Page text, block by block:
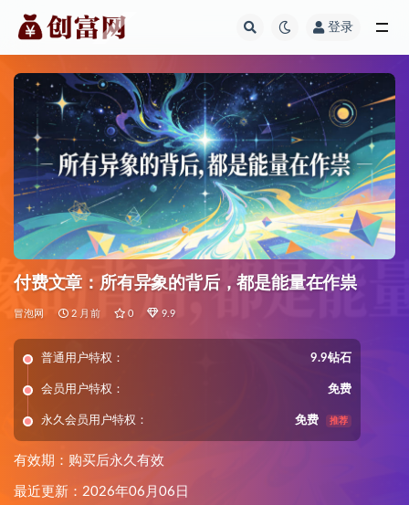
登录
付费文章：所有异象的背后，都是能量在作祟
冒泡网 2 月前 0 9.9
普通用户特权： 9.9钻石
会员用户特权： 免费
永久会员用户特权： 免费 推荐
有效期：购买后永久有效
最近更新：2026年06月06日